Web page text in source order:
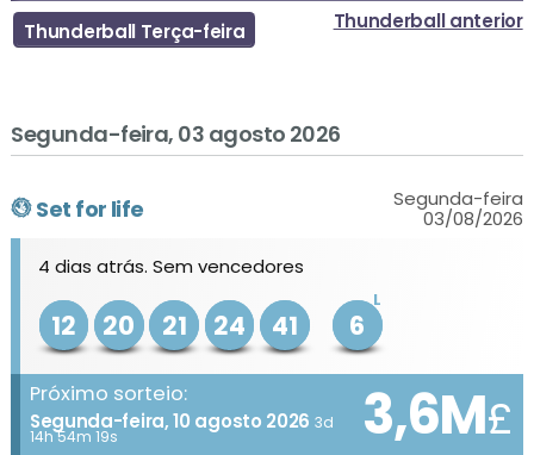
Thunderball Terça-feira Thunderball anterior
Segunda-feira, 03 agosto 2026
Set for life
Segunda-feira
03/08/2026
4 dias atrás. Sem vencedores
12 20 21 24 41
L
6
Próximo sorteio:
Segunda-feira, 10 agosto 2026 3d
14h 54m 19s 3,6M£